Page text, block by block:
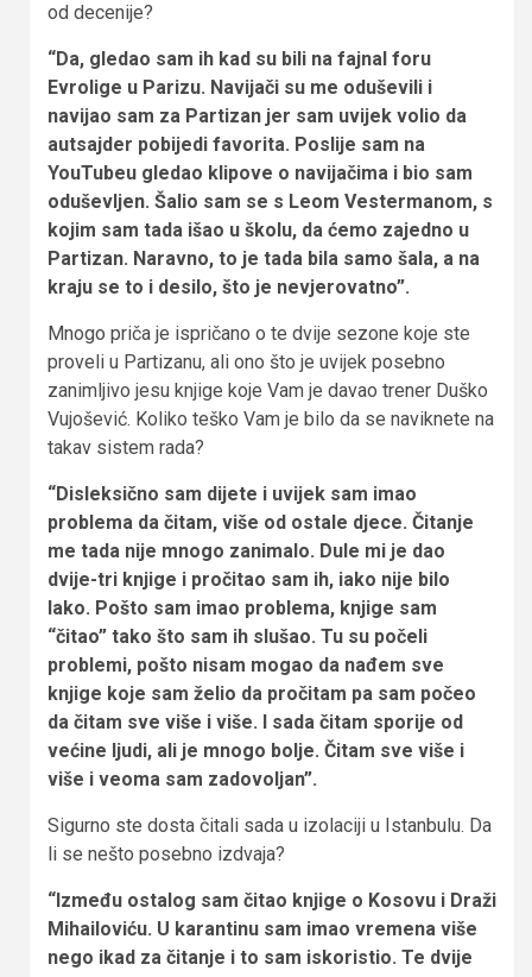
od decenije?
“Da, gledao sam ih kad su bili na fajnal foru
Evrolige u Parizu. Navijači su me oduševili i
navijao sam za Partizan jer sam uvijek volio da
autsajder pobijedi favorita. Poslije sam na
YouTubeu gledao klipove o navijačima i bio sam
oduševljen. Šalio sam se s Leom Vestermanom, s
kojim sam tada išao u školu, da ćemo zajedno u
Partizan. Naravno, to je tada bila samo šala, a na
kraju se to i desilo, što je nevjerovatno”.
Mnogo priča je ispričano o te dvije sezone koje ste
proveli u Partizanu, ali ono što je uvijek posebno
zanimljivo jesu knjige koje Vam je davao trener Duško
Vujošević. Koliko teško Vam je bilo da se naviknete na
takav sistem rada?
“Disleksično sam dijete i uvijek sam imao
problema da čitam, više od ostale djece. Čitanje
me tada nije mnogo zanimalo. Dule mi je dao
dvije-tri knjige i pročitao sam ih, iako nije bilo
lako. Pošto sam imao problema, knjige sam
“čitao” tako što sam ih slušao. Tu su počeli
problemi, pošto nisam mogao da nađem sve
knjige koje sam želio da pročitam pa sam počeo
da čitam sve više i više. I sada čitam sporije od
većine ljudi, ali je mnogo bolje. Čitam sve više i
više i veoma sam zadovoljan”.
Sigurno ste dosta čitali sada u izolaciji u Istanbulu. Da
li se nešto posebno izdvaja?
“Između ostalog sam čitao knjige o Kosovu i Draži
Mihailoviću. U karantinu sam imao vremena više
nego ikad za čitanje i to sam iskoristio. Te dvije